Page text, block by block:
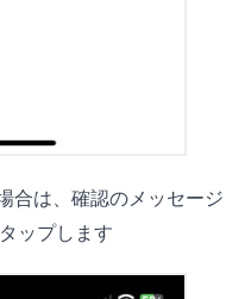
合は、確認のメッセージ
ップします